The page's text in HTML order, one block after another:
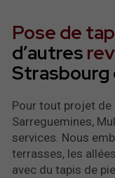
Pose de
d’autres
Strasbourg
Pour tout projet
Sarreguemines,
services. Nous
terrasses, les
avec du tapis de